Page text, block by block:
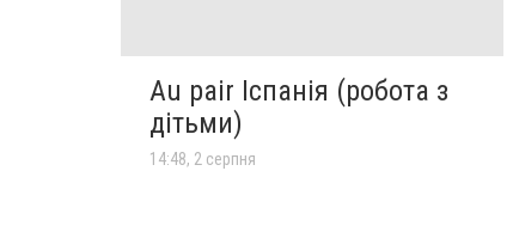
Au pair Іспанія (робота з
дітьми)
14:48, 2 серпня